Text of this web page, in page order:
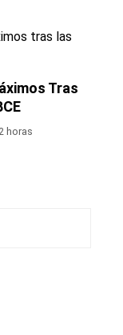
Tras
horas